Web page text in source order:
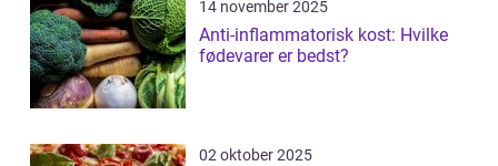
14 november 2025
Anti-inflammatorisk kost: Hvilke
fødevarer er bedst?
02 oktober 2025